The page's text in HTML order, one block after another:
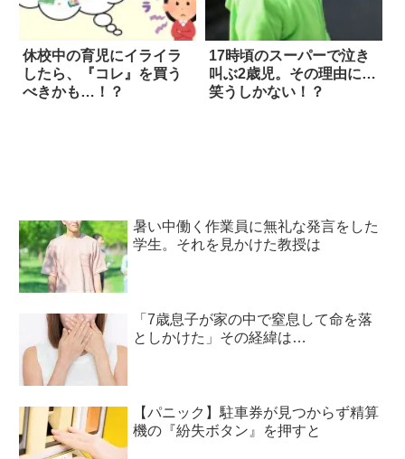
休校中の育児にイライラ
したら、『コレ』を買う
べきかも…！？
17時頃のスーパーで泣き
叫ぶ2歳児。その理由に…
笑うしかない！？
暑い中働く作業員に無礼な発言をした
学生。それを見かけた教授は
「7歳息子が家の中で窒息して命を落
としかけた」その経緯は…
【パニック】駐車券が見つからず精算
機の『紛失ボタン』を押すと